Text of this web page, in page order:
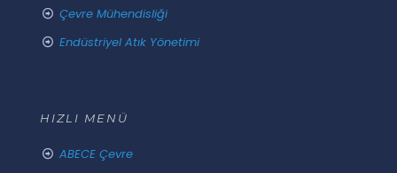
Çevre Mühendisliği
Endüstriyel Atık Yönetimi
HIZLI MENÜ
ABECE Çevre